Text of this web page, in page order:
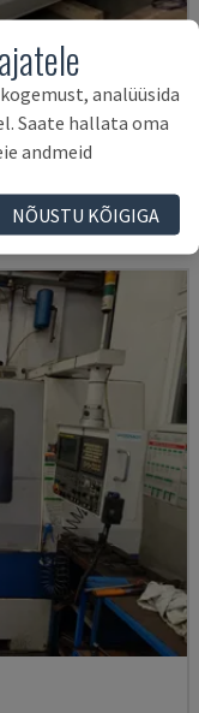
145.000 €
analüüsida
Saate hallata oma
andmeid
NÕUSTU KÕIGIGA